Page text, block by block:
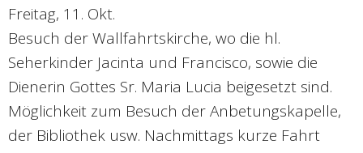
Freitag, 11. Okt.
Besuch der Wallfahrtskirche, wo die hl.
Seherkinder Jacinta und Francisco, sowie die
Dienerin Gottes Sr. Maria Lucia beigesetzt sind.
Möglichkeit zum Besuch der Anbetungskapelle,
der Bibliothek usw. Nachmittags kurze Fahrt